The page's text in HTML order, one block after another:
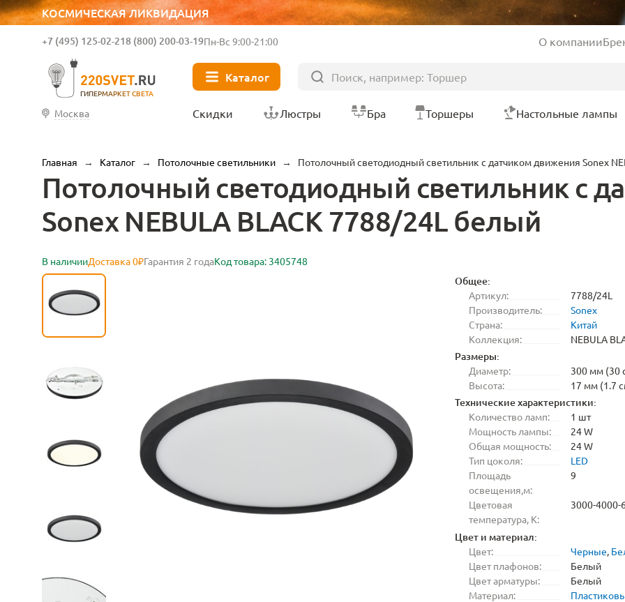
КОСМИЧЕСКАЯ ЛИКВИДАЦИЯ
ГИПЕРМАРКЕТ СВЕТА
+7 (495) 125-02-218 (800) 200-03-19Пн-Вс 9:00-21:00 О компании
Каталог
Москва Скидки Люстры Бра Торшеры Настольные лампы
Главная → Каталог → Потолочные светильники → Потолочный светодиодный светильник с датчиком движения Sonex
Потолочный светодиодный светильник с
Sonex NEBULA BLACK 7788/24L белый
В наличииДоставка 0₽Гарантия 2 годаКод товара: 3405748
Общее:
Артикул:
7788/24L
Производитель:
Sonex
Страна:
Китай
Коллекция:
NEBULA
Размеры:
Диаметр:
300 мм (30
Высота:
17 мм (1.7
Технические характеристики:
Количество ламп:
1 шт
Мощность лампы:
24 W
Общая мощность:
24 W
Тип цоколя:
LED
Площадь
освещения,м:
9
Цветовая
температура, K:
3000-4000-
Цвет и материал:
Цвет: Черные
Цвет плафонов:
Белый
Цвет арматуры:
Белый
Материал: